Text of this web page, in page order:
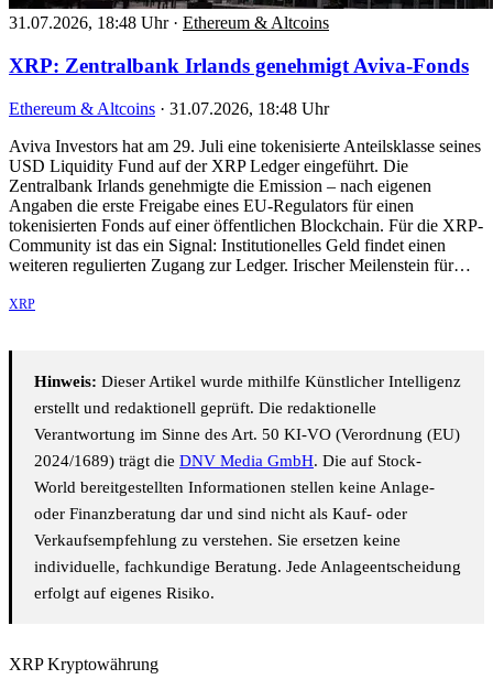
31.07.2026, 18:48 Uhr · Ethereum & Altcoins
XRP: Zentralbank Irlands genehmigt Aviva-Fonds
Ethereum & Altcoins · 31.07.2026, 18:48 Uhr
Aviva Investors hat am 29. Juli eine tokenisierte Anteilsklasse seines
USD Liquidity Fund auf der XRP Ledger eingeführt. Die
Zentralbank Irlands genehmigte die Emission – nach eigenen
Angaben die erste Freigabe eines EU-Regulators für einen
tokenisierten Fonds auf einer öffentlichen Blockchain. Für die XRP-
Community ist das ein Signal: Institutionelles Geld findet einen
weiteren regulierten Zugang zur Ledger. Irischer Meilenstein für…
XRP
Hinweis: Dieser Artikel wurde mithilfe Künstlicher Intelligenz
erstellt und redaktionell geprüft. Die redaktionelle
Verantwortung im Sinne des Art. 50 KI-VO (Verordnung (EU)
2024/1689) trägt die DNV Media GmbH. Die auf Stock-
World bereitgestellten Informationen stellen keine Anlage-
oder Finanzberatung dar und sind nicht als Kauf- oder
Verkaufsempfehlung zu verstehen. Sie ersetzen keine
individuelle, fachkundige Beratung. Jede Anlageentscheidung
erfolgt auf eigenes Risiko.
XRP Kryptowährung